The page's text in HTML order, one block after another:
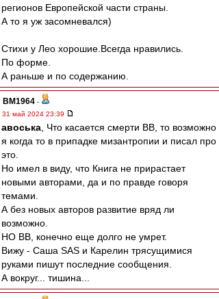
регионов Европейской части страны.
А то я уж засомневался)
Стихи у Лео хорошие.Всегда нравились.
По форме.
А раньше и по содержанию.
BM1964 -
31 май 2024 23:39
авоська , Что касается смерти ВВ, то возможно
я когда то в припадке мизантропии и писал про
это.
Но имел в виду, что Книга не прирастает
новыми авторами, да и по правде говоря
темами.
А без новых авторов развитие вряд ли
возможно.
НО ВВ, конечно еще долго не умрет.
Вижу - Саша SAS и Карелин трясущимися
руками пишут последние сообщения.
А вокруг... тишина...